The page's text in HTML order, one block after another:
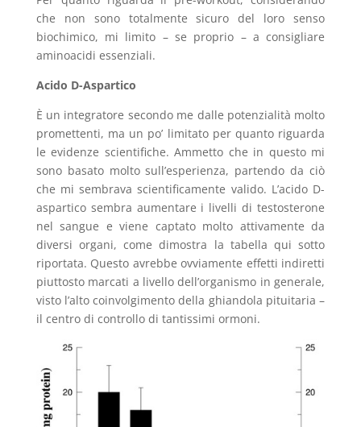
che non sono totalmente sicuro del loro senso
biochimico, mi limito – se proprio – a consigliare
aminoacidi essenziali.
Acido D-Aspartico
È un integratore secondo me dalle potenzialità molto
promettenti, ma un po’ limitato per quanto riguarda
le evidenze scientifiche. Ammetto che in questo mi
sono basato molto sull’esperienza, partendo da ciò
che mi sembrava scientificamente valido. L’acido D-
aspartico sembra aumentare i livelli di testosterone
nel sangue e viene captato molto attivamente da
diversi organi, come dimostra la tabella qui sotto
riportata. Questo avrebbe ovviamente effetti indiretti
piuttosto marcati a livello dell’organismo in generale,
visto l’alto coinvolgimento della ghiandola pituitaria –
il centro di controllo di tantissimi ormoni.